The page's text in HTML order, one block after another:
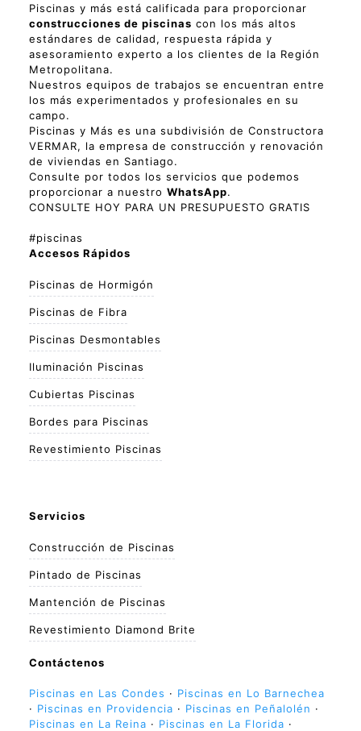
Piscinas y más está calificada para proporcionar
construcciones de piscinas con los más altos
estándares de calidad, respuesta rápida y
asesoramiento experto a los clientes de la Región
Metropolitana.
Nuestros equipos de trabajos se encuentran entre
los más experimentados y profesionales en su
campo.
Piscinas y Más es una subdivisión de Constructora
VERMAR, la empresa de construcción y renovación
de viviendas en Santiago.
Consulte por todos los servicios que podemos
proporcionar a nuestro WhatsApp.
CONSULTE HOY PARA UN PRESUPUESTO GRATIS
#piscinas
Accesos Rápidos
Piscinas de Hormigón
Piscinas de Fibra
Piscinas Desmontables
Iluminación Piscinas
Cubiertas Piscinas
Bordes para Piscinas
Revestimiento Piscinas
Servicios
Construcción de Piscinas
Pintado de Piscinas
Mantención de Piscinas
Revestimiento Diamond Brite
Contáctenos
Piscinas en Las Condes · Piscinas en Lo Barnechea
· Piscinas en Providencia · Piscinas en Peñalolén ·
Piscinas en La Reina · Piscinas en La Florida ·